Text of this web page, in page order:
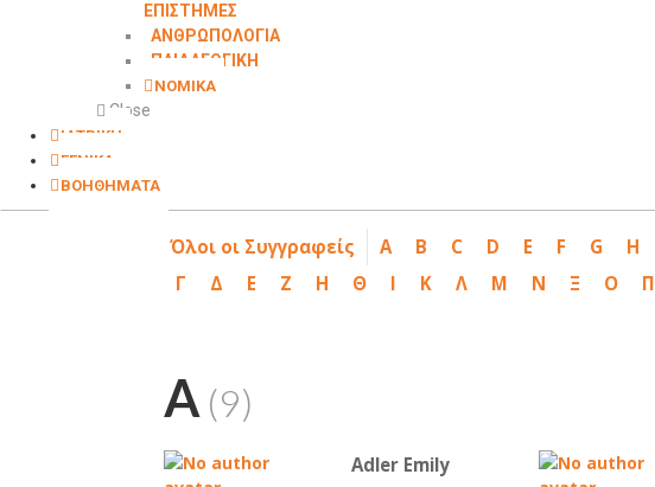
ΕΠΙΣΤΗΜΕΣ
ΑΝΘΡΩΠΟΛΟΓΙΑ
ΠΑΙΔΑΓΩΓΙΚΗ
ΝΟΜΙΚΑ
Close
ΙΑΤΡΙΚΗ
ΓΕΝΙΚΑ
ΒΟΗΘΗΜΑΤΑ
Όλοι οι Συγγραφείς A B C D E F G H
Γ
Δ Ε Ζ Η Θ Ι Κ Λ Μ Ν Ξ Ο Π
A (9)
Adler Emily